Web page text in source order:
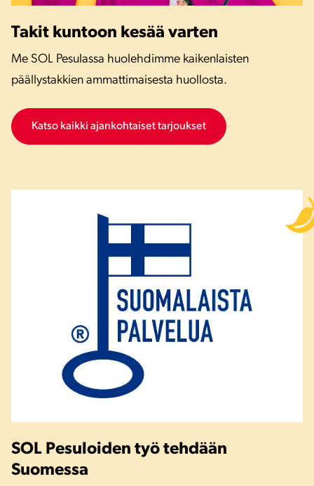
Takit kuntoon kesää varten
Me SOL Pesulassa huolehdimme kaikenlaisten
päällystakkien ammattimaisesta huollosta.
Katso kaikki ajankohtaiset tarjoukset
SOL Pesuloiden työ tehdään
Suomessa